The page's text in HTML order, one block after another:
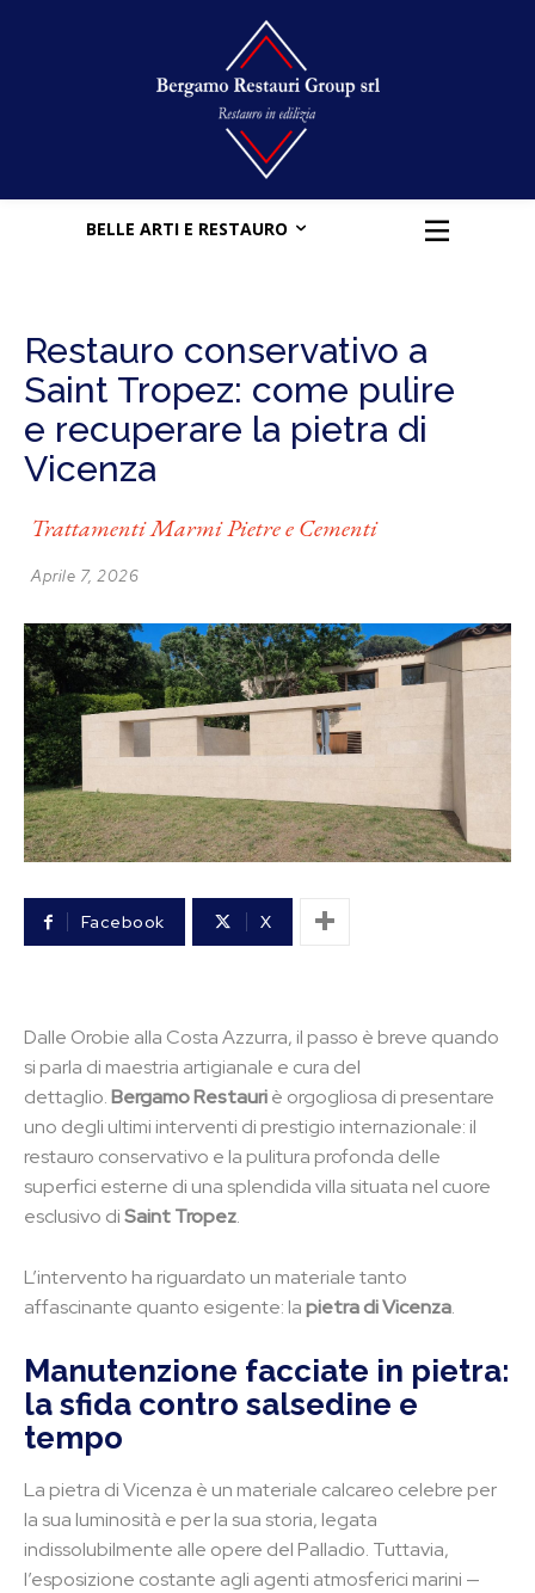
BELLE ARTI E RESTAURO
Restauro conservativo a
Saint Tropez: come pulire
e recuperare la pietra di
Vicenza
Trattamenti Marmi Pietre e Cementi
Aprile 7, 2026
Facebook X
Dalle Orobie alla Costa Azzurra, il passo è breve quando
si parla di maestria artigianale e cura del
dettaglio.Bergamo Restauriè orgogliosa di presentare
uno degli ultimi interventi di prestigio internazionale: il
restauro conservativo e la pulitura profonda delle
superfici esterne di una splendida villa situata nel cuore
esclusivo diSaint Tropez.
L’intervento ha riguardato un materiale tanto
affascinante quanto esigente: lapietra di Vicenza.
Manutenzione facciate in pietra:
la sfida contro salsedine e
tempo
La pietra di Vicenza è un materiale calcareo celebre per
la sua luminosità e per la sua storia, legata
indissolubilmente alle opere del Palladio. Tuttavia,
l’esposizione costante agli agenti atmosferici marini —